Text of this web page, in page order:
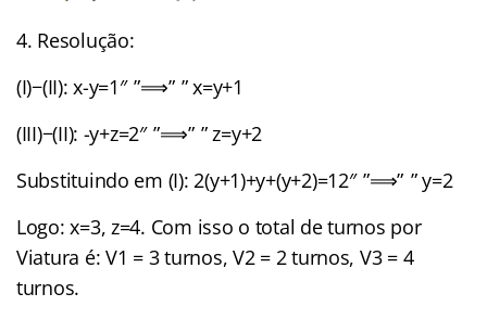
4. Resolução:
(I)−(II): x-y=1″ ”⟹” ” x=y+1
(III)−(II): -y+z=2″ ”⟹” ” z=y+2
Substituindo em (I): 2(y+1)+y+(y+2)=12″ ”⟹” ” y=2
Logo: x=3, z=4. Com isso o total de turnos por
Viatura é: V1 = 3 turnos, V2 = 2 turnos, V3 = 4
turnos.